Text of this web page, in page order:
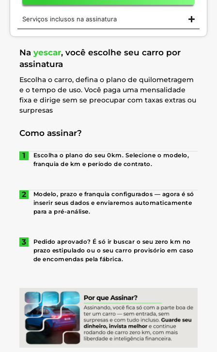
Serviços inclusos na assinatura
Na yescar, você escolhe seu carro por
assinatura
Escolha o carro, defina o plano de quilometragem
e o tempo de uso. Você paga uma mensalidade
fixa e dirige sem se preocupar com taxas extras ou
surpresas
Como assinar?
Escolha o plano do seu 0km. Selecione o modelo,
franquia de km e período de contrato.
Modelo, prazo e franquia configurados — agora é só
inserir seus dados e enviaremos automaticamente
para a pré-análise.
Pedido aprovado? É só ir buscar o seu zero km no
prazo estipulado ou o seu carro provisório em caso
de encomendas pela fábrica.